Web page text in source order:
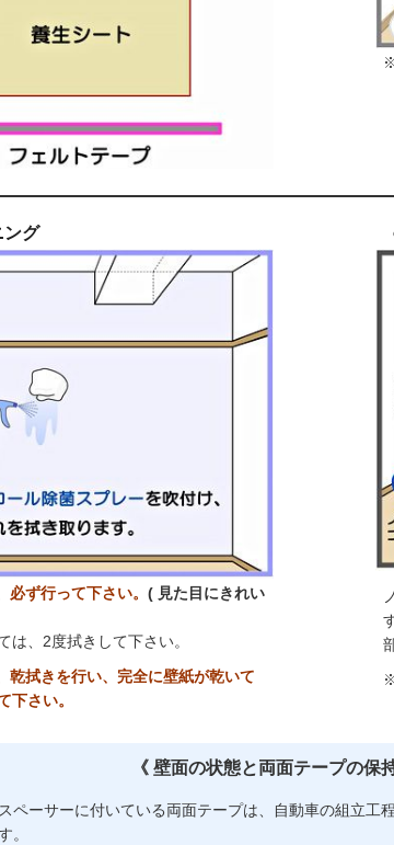
ング
必ず行って下さい。( 見た目にきれい
は、2度拭きして下さい。
乾拭きを行い、完全に壁紙が乾いて
下さい。
《 壁面の状態と両面テープの保
ペーサーに付いている両面テープは、自動車の組立工
。